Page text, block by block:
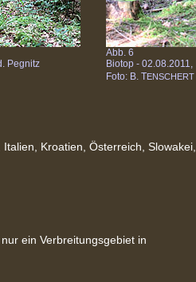
Pegnitz
Abb. 6
Biotop -
Foto: B. TENSCHERT
Kroatien, Österreich,
ein Verbreitungsgebiet in